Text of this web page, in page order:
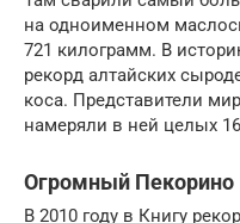
на одноименном
721 килограмм. В
рекорд алтайских
коса. Представители
намеряли в ней целых
Огромный Пекорино
В 2010 году в Книгу